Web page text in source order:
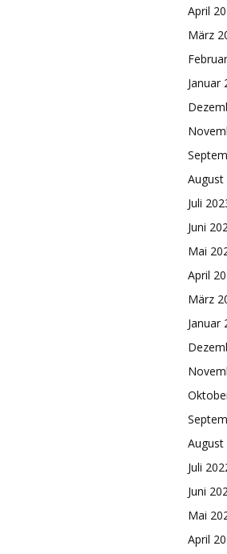
April
März
Januar
August
Juli
Juni
Mai
April
März
Januar
August
Juli
Juni
Mai
April